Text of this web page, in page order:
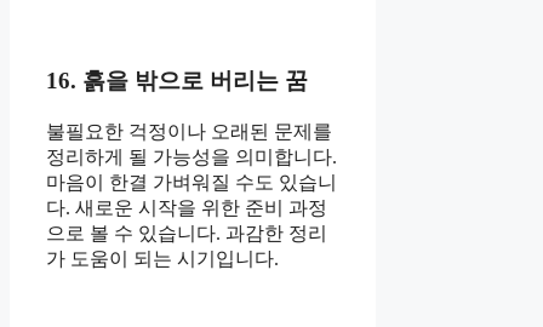
16. 흙을 밖으로 버리는 꿈
불필요한 걱정이나 오래된 문제를
정리하게 될 가능성을 의미합니다.
마음이 한결 가벼워질 수도 있습니
다. 새로운 시작을 위한 준비 과정
으로 볼 수 있습니다. 과감한 정리
가 도움이 되는 시기입니다.